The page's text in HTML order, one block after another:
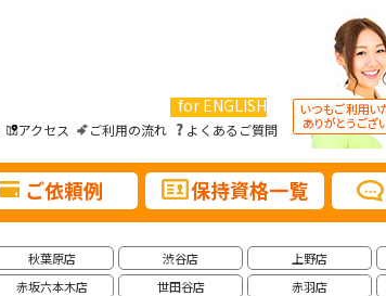
for ENGLISH
アクセス ご利用の流れ よくあるご質問
ご依頼例 保持資格一覧
秋葉原店
赤坂六本木店
渋谷店
世田谷店
上野店
赤羽店